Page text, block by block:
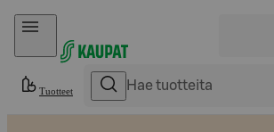
Hyppää sisältöön
Tuotteet